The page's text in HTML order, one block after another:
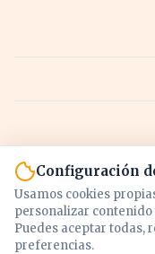
Configuración
Usamos cookies
personalizar
Puedes aceptar todas,
preferencias.